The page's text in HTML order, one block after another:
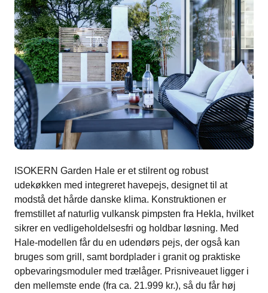
ISOKERN Garden Hale er et stilrent og robust
udekøkken med integreret havepejs, designet til at
modstå det hårde danske klima​. Konstruktionen er
fremstillet af naturlig vulkansk pimpsten fra Hekla, hvilket
sikrer en vedligeholdelsesfri og holdbar løsning​. Med
Hale-modellen får du en udendørs pejs, der også kan
bruges som grill, samt bordplader i granit og praktiske
opbevaringsmoduler med trælåger. Prisniveauet ligger i
den mellemste ende (fra ca. 21.999 kr.), så du får høj